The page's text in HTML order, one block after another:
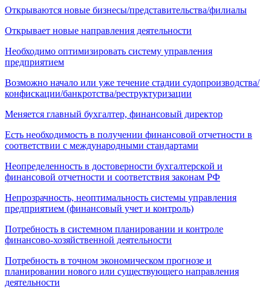
Открываются новые бизнесы/представительства/филиалы
Открывает новые направления деятельности
Необходимо оптимизировать систему управления
предприятием
Возможно начало или уже течение стадии судопроизводства/
конфискации/банкротства/реструктуризации
Меняется главный бухгалтер, финансовый директор
Есть необходимость в получении финансовой отчетности в
соответствии с международными стандартами
Неопределенность в достоверности бухгалтерской и
финансовой отчетности и соответствия законам РФ
Непрозрачность, неоптимальность системы управления
предприятием (финансовый учет и контроль)
Потребность в системном планировании и контроле
финансово-хозяйственной деятельности
Потребность в точном экономическом прогнозе и
планировании нового или существующего направления
деятельности